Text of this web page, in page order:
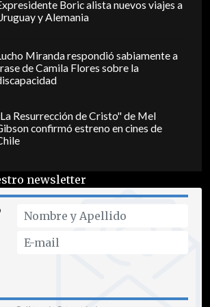
Boric alista nuevos viajes a
y Alemania
Miranda respondió sabiamente a
de Camila Flores sobre la
Resurrección de Cristo" de Mel
confirmó estreno en cines de
newsletter